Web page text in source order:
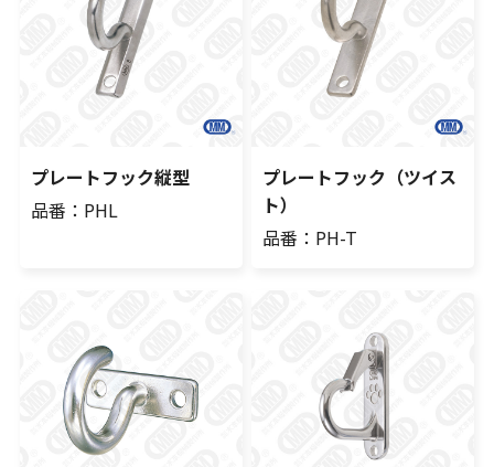
プレートフック縦型
品番：PHL
プレートフック（ツイス
ト）
品番：PH-T